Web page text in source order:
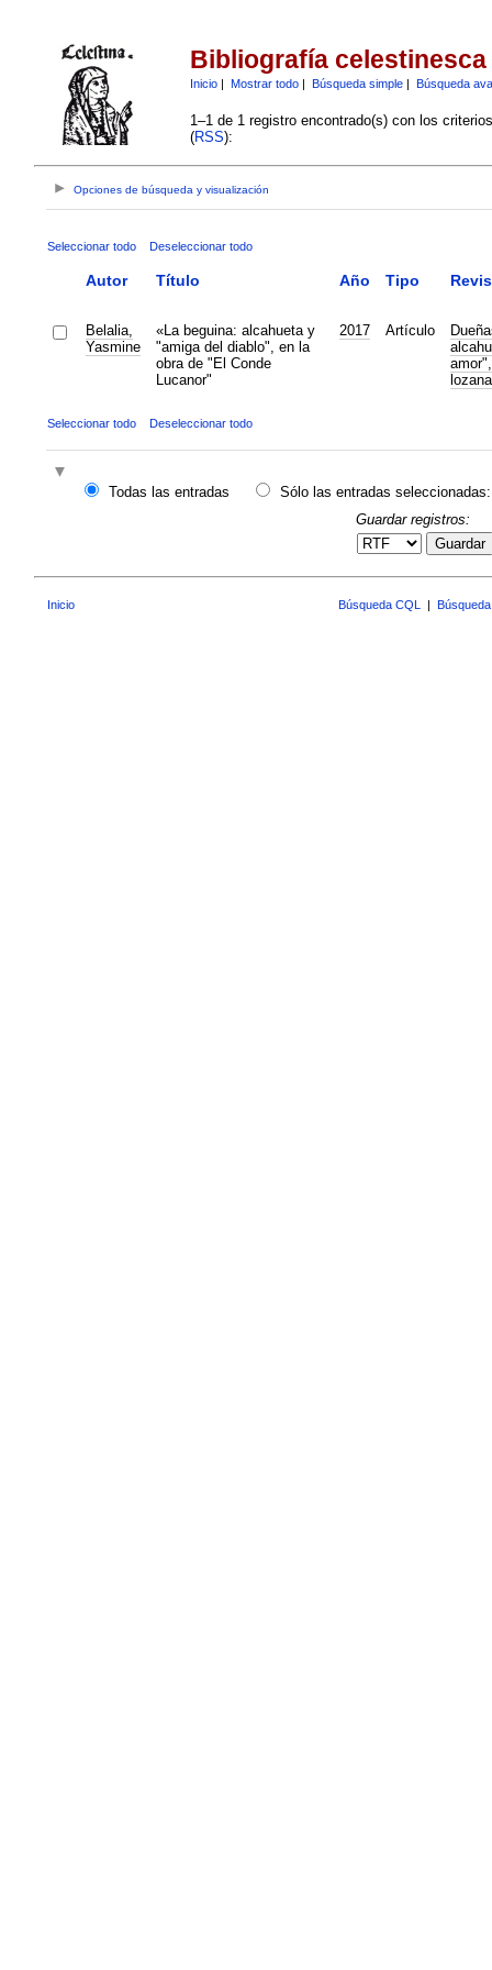
Bibliografía celestinesca
Inicio| Mostrar todo| Búsqueda simple| Búsqueda
1–1 de 1 registro encontrado(s) con los
(RSS):
Opciones de búsqueda y visualización
Seleccionar todo Deseleccionar todo
Autor Título Año Tipo
Belalia,
Yasmine
«La beguina: alcahueta y
"amiga del diablo", en la
obra de "El Conde
Lucanor"
2017 Artículo
Seleccionar todo Deseleccionar todo
Todas las entradas
Sólo las entradas seleccionadas:
Guardar registros:
Guardar
Inicio Búsqueda CQL